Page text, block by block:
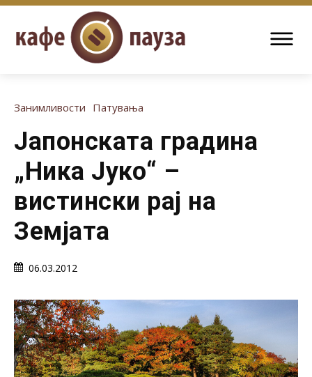
Занимливости Патувања
Јапонската градина
„Ника Јуко“ –
вистински рај на
Земјата
06.03.2012